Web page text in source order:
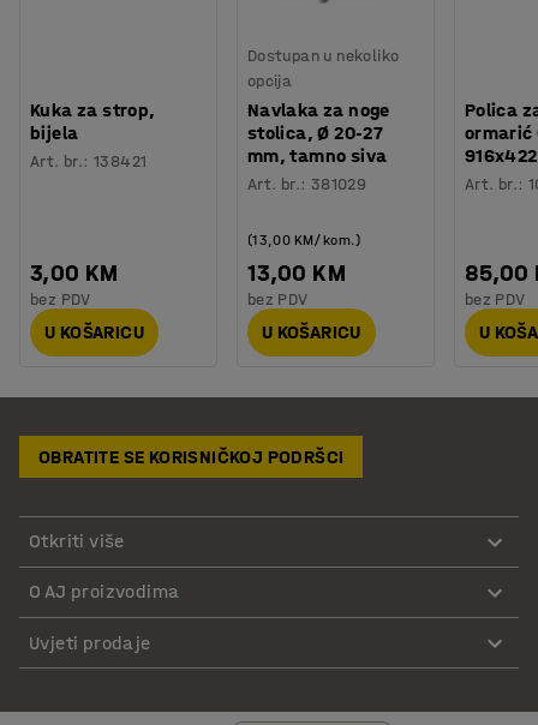
Kuka za strop,
bijela
Art. br.:138421
3,00 KM
bez PDV
U KOŠARICU
Dostupan u nekoliko
opcija
Navlaka za noge
stolica, Ø 20-27
mm, tamno siva
Art. br.: 381029
13,00 KM
(13,00 KM/kom.)
bez PDV
U KOŠARICU
Polica
ormarić
Art. br.:
85,00
bez PDV
U
OBRATITE SE KORISNIČKOJ PODRŠCI
Otkriti više
O AJ proizvodima
Uvjeti prodaje